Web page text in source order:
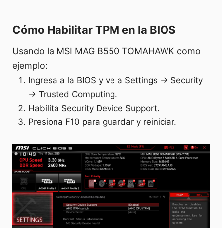
Cómo Habilitar TPM en la BIOS
Usando la MSI MAG B550 TOMAHAWK como
ejemplo:
Ingresa a la BIOS y ve a Settings → Security
→ Trusted Computing.
Habilita Security Device Support.
Presiona F10 para guardar y reiniciar.